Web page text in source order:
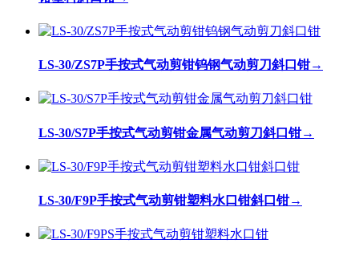
LS-30/ZS7P手按式气动剪钳钨钢气动剪刀斜口钳→
LS-30/S7P手按式气动剪钳金属气动剪刀斜口钳→
LS-30/F9P手按式气动剪钳塑料水口钳斜口钳→